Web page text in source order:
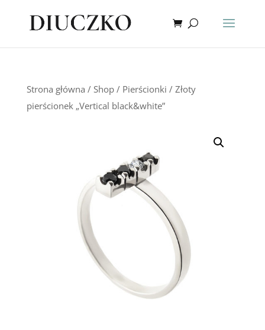
Strona główna / Shop/ Pierścionki / Złoty
pierścionek „Vertical black&white”